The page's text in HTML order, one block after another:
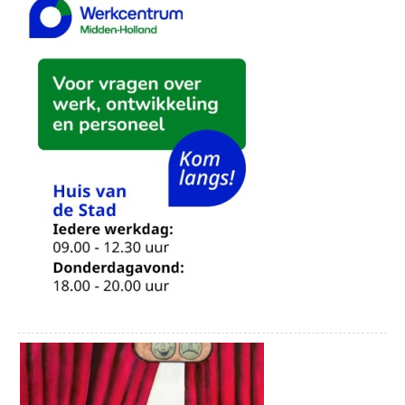
paviljoen Rederij de Vrijheid. Een Beleef
GOUDasfalt-dag is ook prima te
het gebied direct achter de Gouderaksedijk
32.
iedere do. FIETSTOUR GREEN COW BIKE
TOURS
13-16u00 Stap met Green Cow Bike Tours
op de fiets en verken de prachtige
omgeving van Gouda! Tijdens deze tour
met gids fiets je langs de hoogtepunten
van de historische binnenstad. Wist je
bijvoorbeeld dat alle scheepvaart van
Rotterdam naar Amsterdam vroeger
Hollandse landschap! Proef wat kaas bij
een kaasboerderij en geniet van het weidse
uitzicht over de Reeuwijkse Plassen! Iedere
donderdagmiddag – na de Goudse
en een bezoek aan het Touwmuseum in Oudewater. Hoe leuk is
Alle arrangementen zijn te ontdekken op beleefwoerden.com
VASTE PRIK:
Fietsroute trekvaarttocht
Stap op de fiets en maak een mooie tocht door het
stroomgebied van Lange Linschoten en Hollandsche IJssel. De
route kan op elk gewenste plek gestart worden en is 35
kilometer lang. Je zal er dus ongeveer 2 uur over doen. Vergeet
onderweg geen terrasje te pakken of een museum te bezoeken
zoals het Stadsmuseum van Woerden of De Heksenwaag in
Oudewater.
Buitenplaats De Blauwe Meije nu 7 dagen per week open! De
kunstlocatie was altijd het creatieve middelpunt in de Meije met
beeldhouwen en exposities. Naast de diverse activiteiten en
exposities kun je ook altijd genieten van heerlijke taarten en